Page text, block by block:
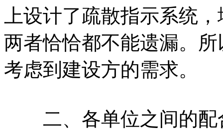
上设计了疏散指示系统
两者恰恰都不能遗漏。
考虑到建设方的需求。
二、各单位之间的配